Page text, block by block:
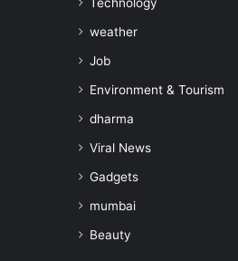
weather
Job
Environment & Tourism
dharma
Viral News
Gadgets
mumbai
Beauty